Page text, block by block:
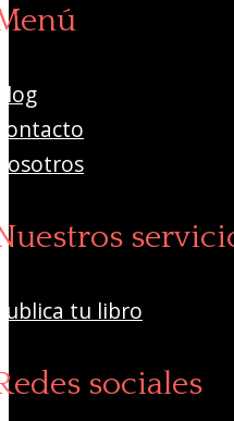
tu libro
sociales